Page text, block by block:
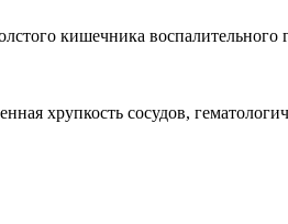
кишечника воспалительного
хрупкость сосудов,